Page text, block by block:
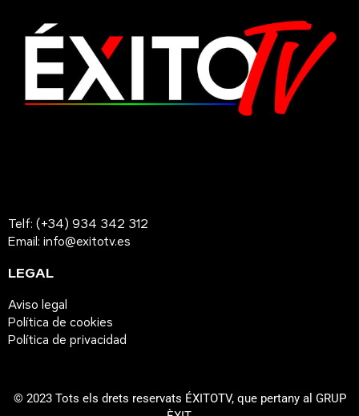
Telf: (+34) 934 342 312
Email: info@exitotv.es
LEGAL
Aviso legal
Política de cookies
Política de privacidad
© 2023 Tots els drets reservats ÉXITOTV, que pertany al GRUP